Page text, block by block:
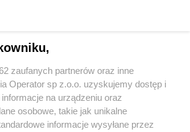
lokalnych
zaufanych partnerów oraz inne
Operator sp z.o.o. uzyskujemy dostęp i
na urządzeniu oraz
osobowe, takie jak unikalne
informacje wysyłane przez